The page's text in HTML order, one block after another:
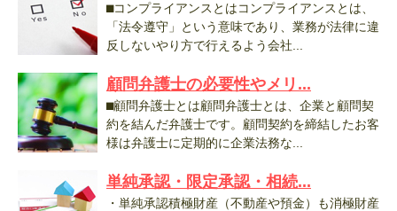
⬛︎コンプライアンスとはコンプライアンスとは、
「法令遵守」という意味であり、業務が法律に違
反しないやり方で行えるよう会社...
顧問弁護士の必要性やメリ...
⬛︎顧問弁護士とは顧問弁護士とは、企業と顧問契
約を結んだ弁護士です。顧問契約を締結したお客
様は弁護士に定期的に企業法務な...
単純承認・限定承認・相続...
・単純承認積極財産（不動産や預金）も消極財産